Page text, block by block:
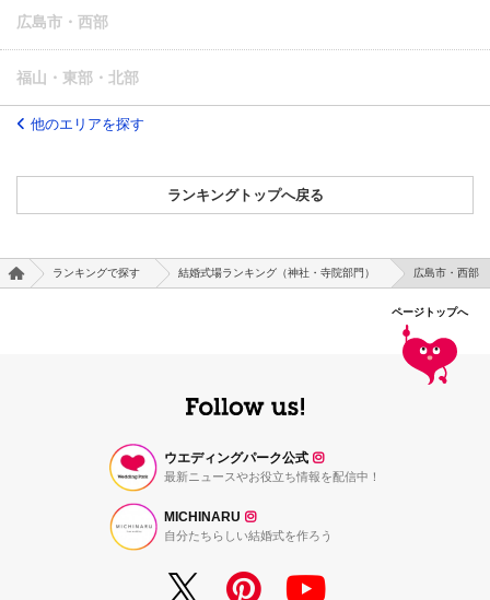
広島市・西部
福山・東部・北部
他のエリアを探す
ランキングトップへ戻る
ランキングで探す 結婚式場ランキング（神社・寺院部門） 広島市・西部
ページトップへ
ウエディングパーク公式
最新ニュースやお役立ち情報を配信中！
MICHINARU
自分たちらしい結婚式を作ろう